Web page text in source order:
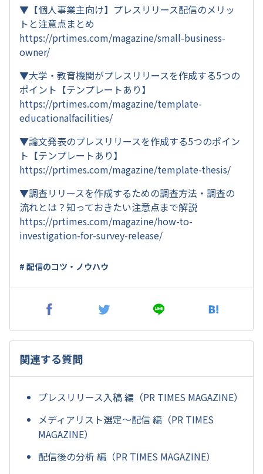
▼【個人事業主向け】プレスリリース配信のメリッ
トと注意点まとめ
https://prtimes.com/magazine/small-business-
owner/
▼大学・教育機関がプレスリリースを作成する5つの
ポイント【テンプレートあり】
https://prtimes.com/magazine/template-
educationalfacilities/
▼論文発表のプレスリリースを作成する5つのポイン
ト【テンプレートあり】
https://prtimes.com/magazine/template-thesis/
▼調査リリースを作成するための調査方法・調査の
流れとは？知っておきたい注意点まで解説
https://prtimes.com/magazine/how-to-
investigation-for-survey-release/
# 配信のコツ・ノウハウ
関連する質問
プレスリリース入稿 編（PR TIMES MAGAZINE）
メディアリスト選定～配信 編（PR TIMES
MAGAZINE）
配信後の分析 編（PR TIMES MAGAZINE）